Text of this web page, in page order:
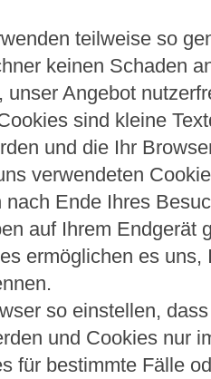
teilweise so
keinen Schaden
unser Angebot
sind kleine
und die Ihr
verwendeten
nach Ende Ihres
auf Ihrem Endgerät
ermöglichen es
so einstellen,
und Cookies nur
für bestimmte Fälle